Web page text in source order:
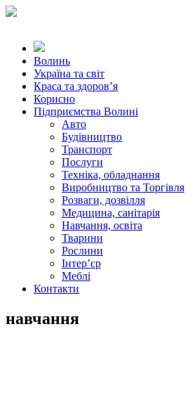
Волинь
Україна та світ
Краса та здоров’я
Корисно
Підприємства Волині
Авто
Будівництво
Транспорт
Послуги
Техніка, обладнання
Виробництво та Торгівля
Розваги, дозвілля
Медицина, санітарія
Навчання, освіта
Тварини
Рослини
Інтер’єр
Меблі
Контакти
навчання